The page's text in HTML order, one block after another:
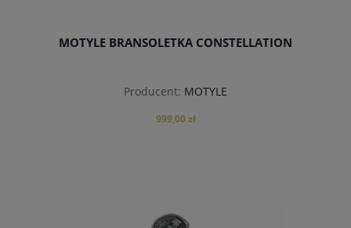
MOTYLE BRANSOLETKA CONSTELLATION
Producent: MOTYLE
999,00 zł
do koszyka